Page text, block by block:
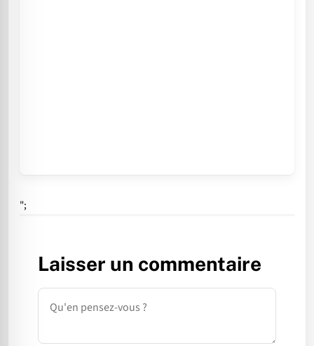
";
Laisser un commentaire
Commentaire